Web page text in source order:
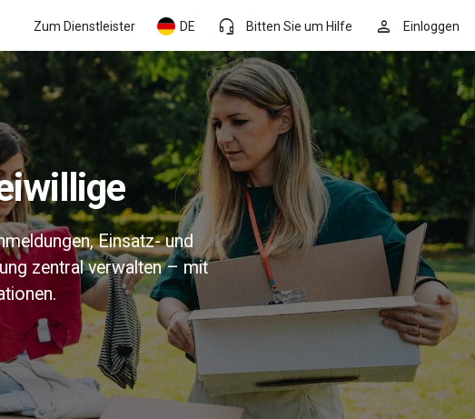
person Einloggen
headset_mic Bitten Sie um Hilfe
DE
Zum Dienstleister
Einsatz- und
zentral verwalten – mit